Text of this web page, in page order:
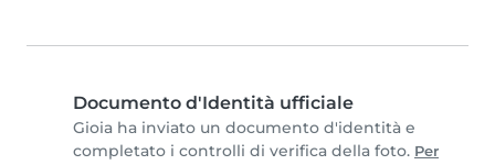
Documento d'Identità ufficiale
Gioia ha inviato un documento d'identità e
completato i controlli di verifica della foto. Per